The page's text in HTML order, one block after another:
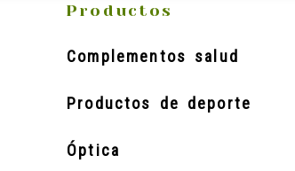
Productos
Complementos salud
Productos de deporte
Óptica